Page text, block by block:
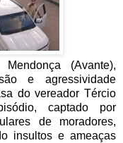
(Avante),
e agressividade
do vereador Tércio
captado por
de moradores,
insultos e ameaças